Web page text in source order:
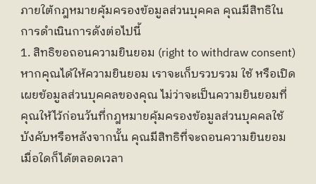
ภายใต้กฎหมายคุ้มครองข้อมูลส่วนบุคคล คุณมีสิทธิใน
การดำเนินการดังต่อไปนี้
1. สิทธิขอถอนความยินยอม (right to withdraw consent)
หากคุณได้ให้ความยินยอม เราจะเก็บรวบรวม ใช้ หรือเปิด
เผยข้อมูลส่วนบุคคลของคุณ ไม่ว่าจะเป็นความยินยอมที่
คุณให้ไว้ก่อนวันที่กฎหมายคุ้มครองข้อมูลส่วนบุคคลใช้
บังคับหรือหลังจากนั้น คุณมีสิทธิที่จะถอนความยินยอม
เมื่อใดก็ได้ตลอดเวลา